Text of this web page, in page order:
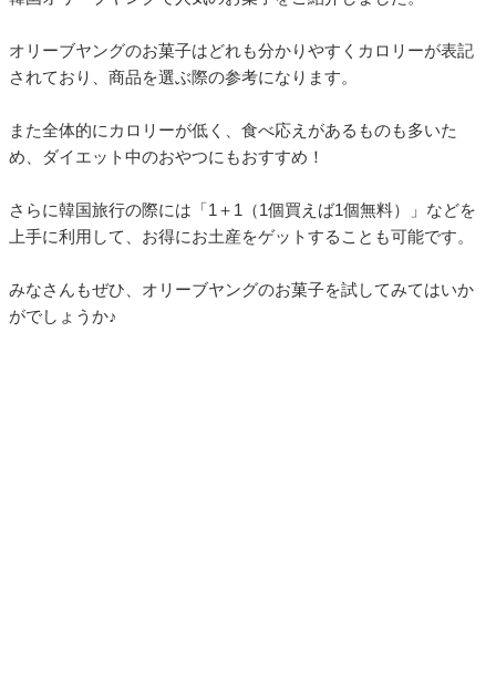
オリーブヤングのお菓子はどれも分かりやすくカロリーが表記
されており、商品を選ぶ際の参考になります。
また全体的にカロリーが低く、食べ応えがあるものも多いた
め、ダイエット中のおやつにもおすすめ！
さらに韓国旅行の際には「1＋1（1個買えば1個無料）」などを
上手に利用して、お得にお土産をゲットすることも可能です。
みなさんもぜひ、オリーブヤングのお菓子を試してみてはいか
がでしょうか♪